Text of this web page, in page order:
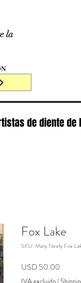
la
de diente de
Fox Lake
SKU: Mary Neely Fox
USD 50.00